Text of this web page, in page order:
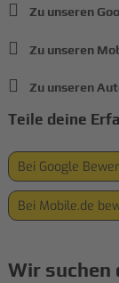
Zu unseren
Zu unseren
Zu unseren
Teile deine
Bei Google
Bei Mobile.de
Wir suchen